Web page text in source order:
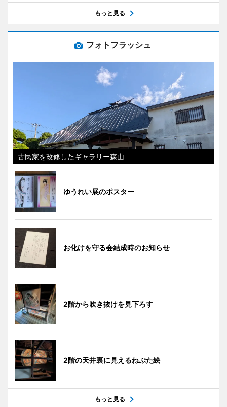
もっと見る
フォトフラッシュ
古民家を改修したギャラリー森山
ゆうれい展のポスター
お化けを守る会結成時のお知らせ
2階から吹き抜けを見下ろす
2階の天井裏に見えるねぷた絵
もっと見る